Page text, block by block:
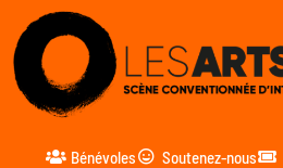
Bénévoles Soutenez-nous